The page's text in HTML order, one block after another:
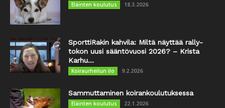
Eläinten koulutus 18.3.2026
SporttiRakin kahvila: Miltä näyttää rally-
tokon uusi sääntövuosi 2026? – Krista
Karhu...
Koiraurheilun ilo 9.2.2026
Sammuttaminen koirankoulutuksessa
Eläinten koulutus 22.1.2026